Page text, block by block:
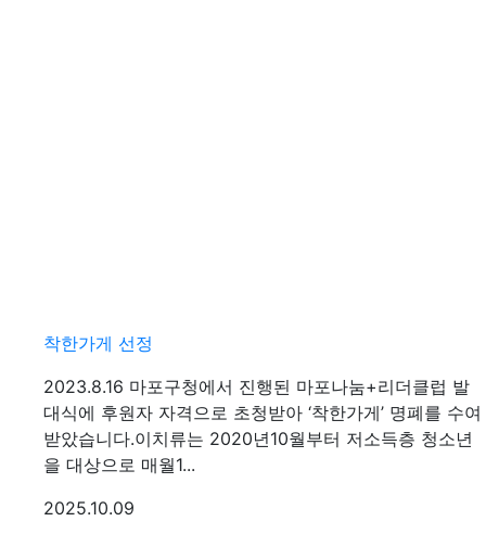
착한가게 선정
2023.8.16 마포구청에서 진행된 마포나눔+리더클럽 발
대식에 후원자 자격으로 초청받아 ‘착한가게’ 명폐를 수여
받았습니다. ​ 이치류는 2020년10월부터 저소득층 청소년
을 대상으로 매월1...
등록일
2025.10.09